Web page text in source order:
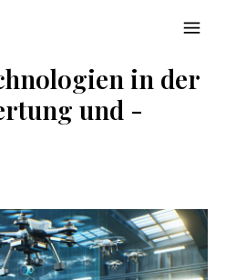
in der
und -